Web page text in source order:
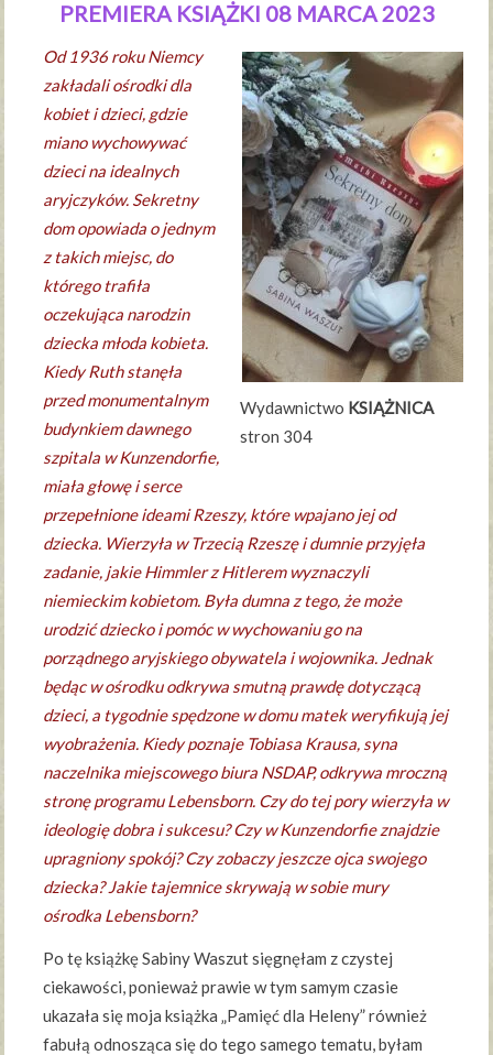
PREMIERA KSIĄŻKI 08 MARCA 2023
Wydawnictwo KSIĄŻNICA
stron 304
Od 1936 roku Niemcy
zakładali ośrodki dla
kobiet i dzieci, gdzie
miano wychowywać
dzieci na idealnych
aryjczyków. Sekretny
dom opowiada o jednym
z takich miejsc, do
którego trafiła
oczekująca narodzin
dziecka młoda kobieta.
Kiedy Ruth stanęła
przed monumentalnym
budynkiem dawnego
szpitala w Kunzendorfie,
miała głowę i serce
przepełnione ideami Rzeszy, które wpajano jej od
dziecka. Wierzyła w Trzecią Rzeszę i dumnie przyjęła
zadanie, jakie Himmler z Hitlerem wyznaczyli
niemieckim kobietom. Była dumna z tego, że może
urodzić dziecko i pomóc w wychowaniu go na
porządnego aryjskiego obywatela i wojownika. Jednak
będąc w ośrodku odkrywa smutną prawdę dotyczącą
dzieci, a tygodnie spędzone w domu matek weryfikują jej
wyobrażenia. Kiedy poznaje Tobiasa Krausa, syna
naczelnika miejscowego biura NSDAP, odkrywa mroczną
stronę programu Lebensborn. Czy do tej pory wierzyła w
ideologię dobra i sukcesu? Czy w Kunzendorfie znajdzie
upragniony spokój? Czy zobaczy jeszcze ojca swojego
dziecka? Jakie tajemnice skrywają w sobie mury
ośrodka Lebensborn?
Po tę książkę Sabiny Waszut sięgnęłam z czystej
ciekawości, ponieważ prawie w tym samym czasie
ukazała się moja książka „Pamięć dla Heleny” również
fabułą odnosząca się do tego samego tematu, byłam